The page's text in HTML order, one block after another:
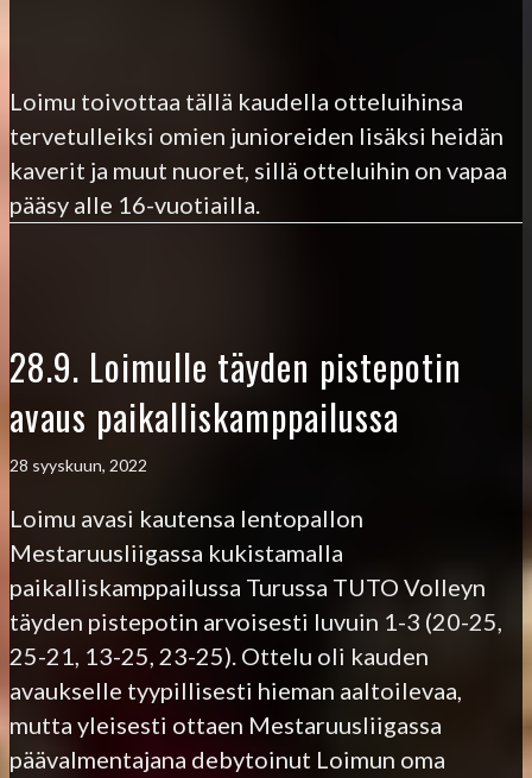
Loimu toivottaa tällä kaudella otteluihinsa
tervetulleiksi omien junioreiden lisäksi heidän
kaverit ja muut nuoret, sillä otteluihin on vapaa
pääsy alle 16-vuotiailla.
28.9. Loimulle täyden pistepotin
avaus paikalliskamppailussa
28 syyskuun, 2022
Loimu avasi kautensa lentopallon
Mestaruusliigassa kukistamalla
paikalliskamppailussa Turussa TUTO Volleyn
täyden pistepotin arvoisesti luvuin 1-3 (20-25,
25-21, 13-25, 23-25). Ottelu oli kauden
avaukselle tyypillisesti hieman aaltoilevaa,
mutta yleisesti ottaen Mestaruusliigassa
päävalmentajana debytoinut Loimun oma